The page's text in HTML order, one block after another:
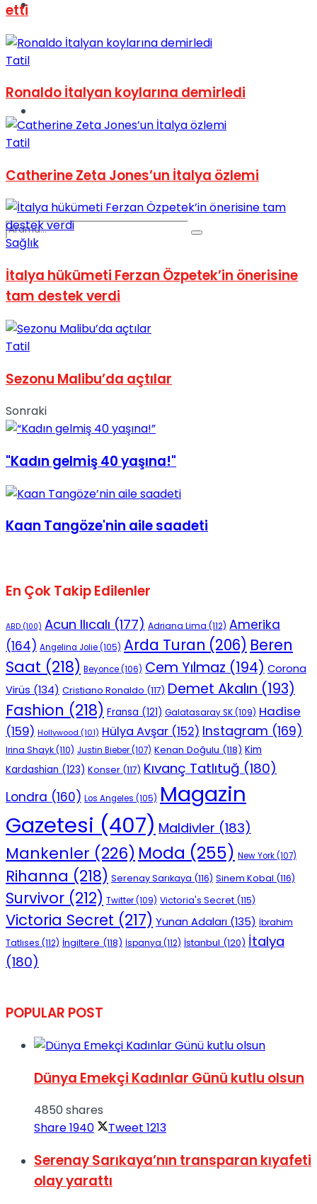
No Result
etti
Tatil
Ronaldo İtalyan koylarına demirledi
Tatil
Catherine Zeta Jones’un İtalya özlemi
Sağlık
İtalya hükümeti Ferzan Özpetek’in önerisine
tam destek verdi
Tatil
Sezonu Malibu’da açtılar
Sonraki
"Kadın gelmiş 40 yaşına!"
Kaan Tangöze'nin aile saadeti
En Çok Takip Edilenler
ABD (100) Acun Ilıcalı (177) Adriana Lima (112) Amerika
(164) Angelina Jolie(105) Arda Turan (206) Beren
Saat (218) Beyonce(106) Cem Yılmaz (194) Corona
Virüs (134) Cristiano Ronaldo (117) Demet Akalın (193)
Fashion (218) Fransa (121) Galatasaray SK(109) Hadise
(159) Hollywood (101) Hülya Avşar (152) Instagram (169)
Irina Shayk(110) Justin Bieber(107) Kenan Doğulu (118) Kim
Kardashian (123) Konser (117) Kıvanç Tatlıtuğ (180)
Londra (160) Los Angeles (105) Magazin
Gazetesi (407) Maldivler (183)
Mankenler (226) Moda (255) New York(107)
Rihanna (218) Serenay Sarıkaya (116) Sinem Kobal (116)
Survivor (212) Twitter(109) Victoria's Secret (115)
Victoria Secret (217) Yunan Adaları (135) İbrahim
Tatlıses (112) İngiltere (118) İspanya (112) İstanbul (120) İtalya
(180)
POPULAR POST
Dünya Emekçi Kadınlar Günü kutlu olsun
4850 shares
Share1940 Tweet 1213
Serenay Sarıkaya’nın transparan kıyafeti
olay yarattı